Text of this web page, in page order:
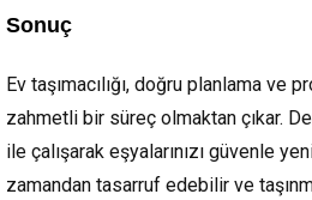
Sonuç
Ev taşımacılığı, doğru planlama
zahmetli bir süreç olmaktan çıkar.
ile çalışarak eşyalarınızı güvenle
zamandan tasarruf edebilir ve